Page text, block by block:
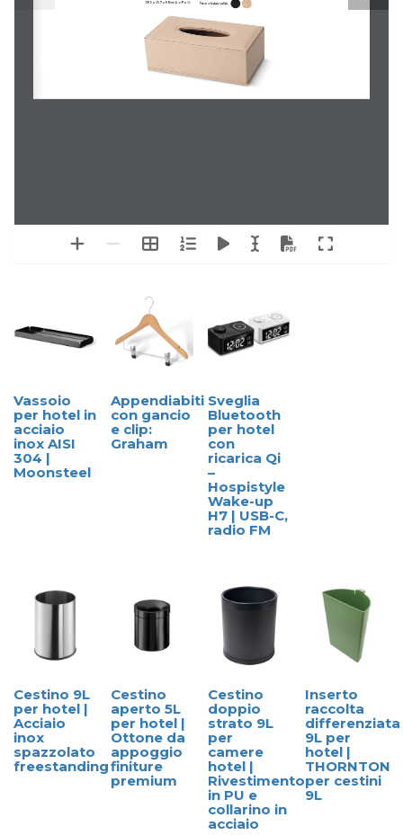
25.2 x 13.7 x 8.5cm (L x P x A) Nero o beige caldo
Vassoio
per hotel in
acciaio
inox AISI
304 |
Moonsteel
Appendiabiti
con gancio
e clip:
Graham
Sveglia
Bluetooth
per hotel
con
ricarica Qi
–
Hospistyle
Wake-up
H7 | USB-C,
radio FM
Cestino 9L
per hotel |
Acciaio
inox
spazzolato
freestanding
Cestino
aperto 5L
per hotel |
Ottone da
appoggio
finiture
premium
Cestino
doppio
strato 9L
per
camere
hotel |
Rivestimento
in PU e
collarino in
acciaio
Inserto
raccolta
differenziata
9L per
hotel |
THORNTON
per cestini
9L